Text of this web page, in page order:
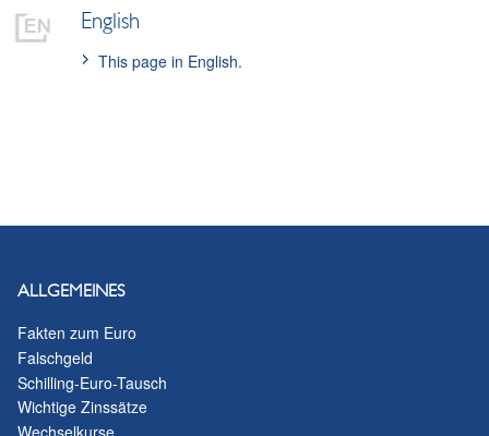
English
This page in English.
ALLGEMEINES
Fakten zum Euro
Falschgeld
Schilling-Euro-Tausch
Wichtige Zinssätze
Wechselkurse